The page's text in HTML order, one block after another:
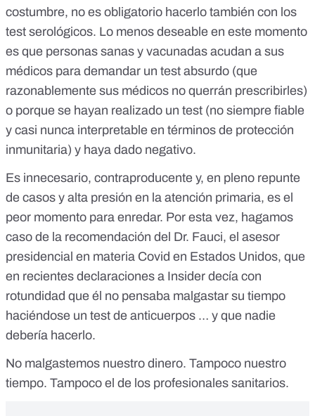
costumbre, no es obligatorio hacerlo también con los
test serológicos. Lo menos deseable en este momento
es que personas sanas y vacunadas acudan a sus
médicos para demandar un test absurdo (que
razonablemente sus médicos no querrán prescribirles)
o porque se hayan realizado un test (no siempre fiable
y casi nunca interpretable en términos de protección
inmunitaria) y haya dado negativo.
Es innecesario, contraproducente y, en pleno repunte
de casos y alta presión en la atención primaria, es el
peor momento para enredar. Por esta vez, hagamos
caso de la recomendación del Dr. Fauci, el asesor
presidencial en materia Covid en Estados Unidos, que
en recientes declaraciones a Insider decía con
rotundidad que él no pensaba malgastar su tiempo
haciéndose un test de anticuerpos … y que nadie
debería hacerlo.
No malgastemos nuestro dinero. Tampoco nuestro
tiempo. Tampoco el de los profesionales sanitarios.